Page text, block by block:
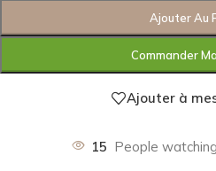
Ajouter Au
Commander
Ajouter à
15 People